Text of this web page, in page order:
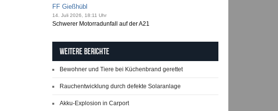
FF Gießhübl
14. Juli 2026, 18:11 Uhr
Schwerer Motorradunfall auf der A21
Weitere Berichte
Bewohner und Tiere bei Küchenbrand gerettet
Rauchentwicklung durch defekte Solaranlage
Akku-Explosion in Carport